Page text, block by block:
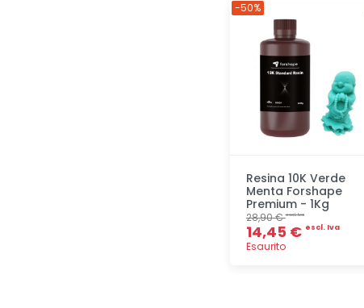
Resina 10K Verde
Menta Forshape
Premium - 1Kg
28,90 €escl. Iva
14,45 € escl. Iva
Esaurito
-50%